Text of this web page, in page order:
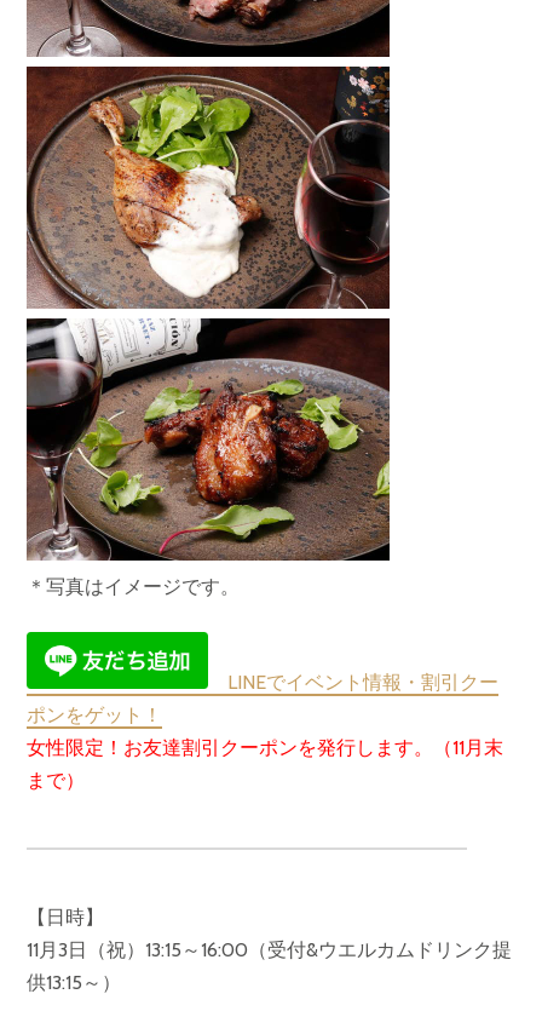
＊写真はイメージです。
LINEでイベント情報・割引クー
ポンをゲット！
女性限定！お友達割引クーポンを発行します。（11月末
まで）
【日時】
11月3日（祝）13:15～16:00（受付&ウエルカムドリンク提
供13:15～）